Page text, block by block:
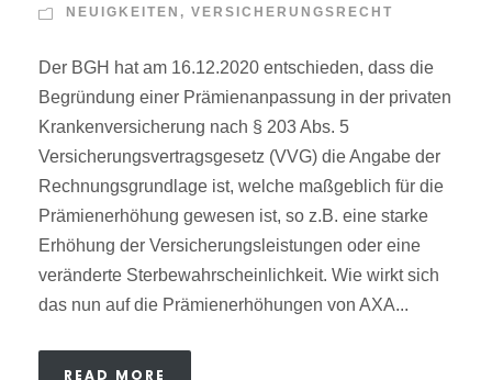
NEUIGKEITEN , VERSICHERUNGSRECHT
Der BGH hat am 16.12.2020 entschieden, dass die
Begründung einer Prämienanpassung in der privaten
Krankenversicherung nach § 203 Abs. 5
Versicherungsvertragsgesetz (VVG) die Angabe der
Rechnungsgrundlage ist, welche maßgeblich für die
Prämienerhöhung gewesen ist, so z.B. eine starke
Erhöhung der Versicherungsleistungen oder eine
veränderte Sterbewahrscheinlichkeit. Wie wirkt sich
das nun auf die Prämienerhöhungen von AXA...
READ MORE